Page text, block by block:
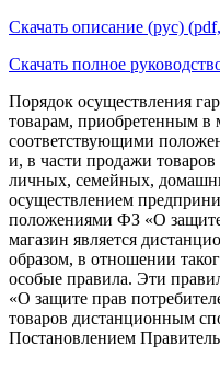
Скачать описание (рус)
Скачать полное
Порядок осуществления
товарам, приобретенным в
соответствующими
и, в части продажи
личных, семейных,
осуществлением
положениями ФЗ «О
магазин является
образом, в отношении
особые правила. Эти
«О защите прав
товаров дистанционным
Постановлением